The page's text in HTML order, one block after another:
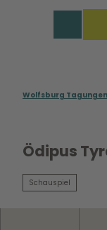
Wolfsburg Tagungen
Ödipus
Schauspiel